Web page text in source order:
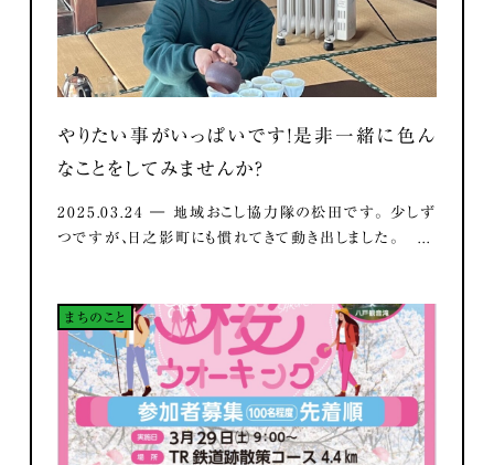
やりたい事がいっぱいです！是非一緒に色ん
なことをしてみませんか？
2025.03.24 ― 地域おこし協力隊の松田です。 少しず
つですが、日之影町にも慣れてきて動き出しました。 ...
まちのこと